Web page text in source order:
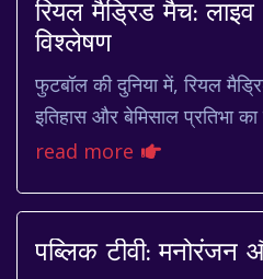
रियल मैड्रिड मैच:
विश्लेषण
फुटबॉल की दुनिया में, रियल
इतिहास और बेमिसाल प्रतिभा
कहानी लिखता है, हर गोल एक
read more
पब्लिक टीवी: मनोरंजन